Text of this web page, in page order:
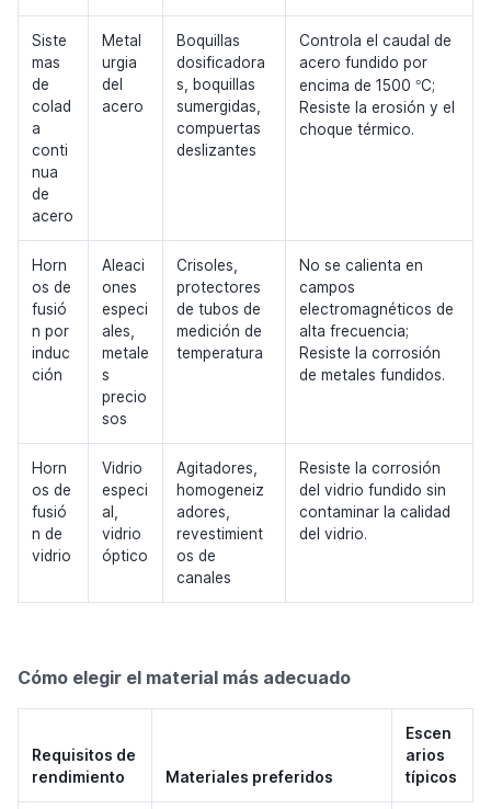
Siste
mas
de
colad
a
conti
nua
de
acero
Metal
urgia
del
acero
Boquillas
dosificadora
s, boquillas
sumergidas,
compuertas
deslizantes
Controla el caudal de
acero fundido por
encima de 1500 °C;
Resiste la erosión y el
choque térmico.
Horn
os de
fusió
n por
induc
ción
Aleaci
ones
especi
ales,
metale
s
precio
sos
Crisoles,
protectores
de tubos de
medición de
temperatura
No se calienta en
campos
electromagnéticos de
alta frecuencia;
Resiste la corrosión
de metales fundidos.
Horn
os de
fusió
n de
vidrio
Vidrio
especi
al,
vidrio
óptico
Agitadores,
homogeneiz
adores,
revestimient
os de
canales
Resiste la corrosión
del vidrio fundido sin
contaminar la calidad
del vidrio.
Cómo elegir el material más adecuado
Requisitos de
rendimiento
Materiales preferidos
Escen
arios
típicos